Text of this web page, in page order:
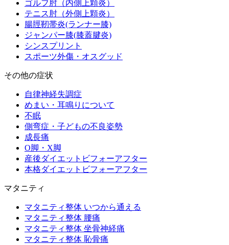
ゴルフ肘（内側上顆炎）
テニス肘（外側上顆炎）
腸脛靭帯炎(ランナー膝)
ジャンパー膝(膝蓋腱炎)
シンスプリント
スポーツ外傷・オスグッド
その他の症状
自律神経失調症
めまい・耳鳴りについて
不眠
側弯症・子どもの不良姿勢
成長痛
O脚・X脚
産後ダイエットビフォーアフター
本格ダイエットビフォーアフター
マタニティ
マタニティ整体 いつから通える
マタニティ整体 腰痛
マタニティ整体 坐骨神経痛
マタニティ整体 恥骨痛